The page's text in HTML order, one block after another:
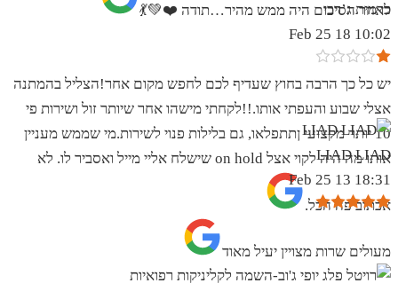
לאחר הסיכום היה ממש מהיר…תודה ❤️💚💃
כרמית ג’רבי
10:02 18 Feb 25
יש כל כך הרבה בחוץ שעדיף לכם לחפש מקום אחר!הצליל בהמתנה
אצלי שבוע והעפתי אותו.!!לקחתי מישהו אחר שיותר זול ושירות פי
10 יותר מקצועי ןתתפלאו, גם בלילות פנוי לשירות.מי שממש מעניין
אותו מה היה לקוי אצל on hold שישלח אליי מייל ואסביר לו. לא
אכתוב פה הכל.
LIAD LIAD
18:31 13 Feb 25
מעולים שרות מצויין יעיל מאוד